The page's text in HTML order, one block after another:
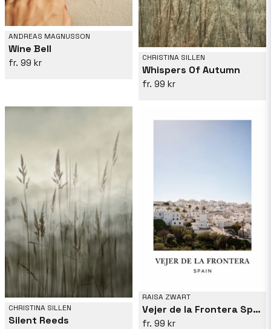
ANDREAS MAGNUSSON
Wine Bell
99 kr CHRISTINA SILLEN
Whispers Of Autumn
99 kr
CHRISTINA SILLEN
Silent Reeds
RAISA ZWART
Vejer de la Frontera Spain Travel poster
99 kr